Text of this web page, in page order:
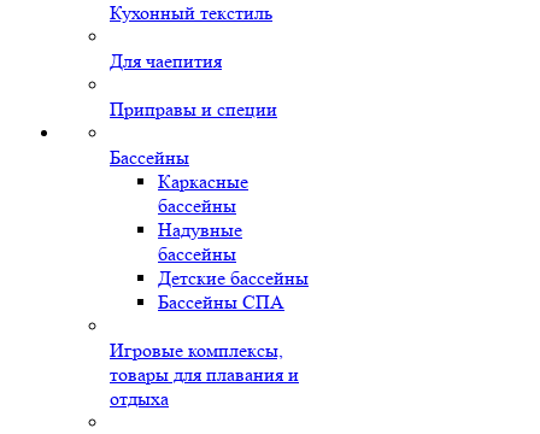
Кухонный текстиль
Для чаепития
Приправы и специи
Бассейны
Каркасные
бассейны
Надувные
бассейны
Детские бассейны
Бассейны СПА
Игровые комплексы,
товары для плавания и
отдыха